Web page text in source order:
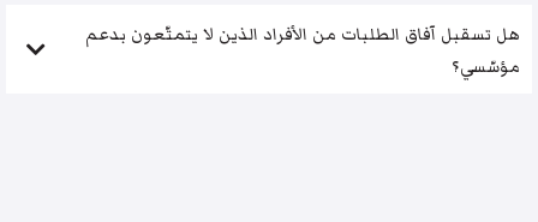
هل تسقبل آفاق الطلبات من الأفراد الذين لا يتمتّعون بدعم
مؤسّسي؟